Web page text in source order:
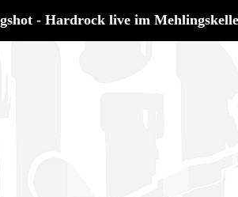
- Hardrock live im